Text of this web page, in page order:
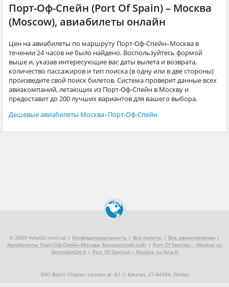
Порт-Оф-Спейн (Port Of Spain) – Москва
(Moscow), авиабилеты онлайн
Цен на авиабилеты по маршруту Порт-Оф-Спейн–Москва в
течении 24 часов не было найдено. Воспользуйтесь формой
выше и, указав интересующие вас даты вылета и возврата,
количество пассажиров и тип поиска (в одну или в две стороны)
произведите свой поиск билетов. Система проверит данные всех
авиакомпаний, летающих из Порт-Оф-Спейн в Москву и
предоставит до 200 лучших вариантов для вашего выбора.
Дешевые авиабилеты Москва–Порт-Оф-Спейн
© 2009 AviaGO.com.ua | Конфиденциальность | Все полеты | Все авиакомпании |
Авиабилеты Порт-Оф-Спейн–Москва, Белорусский сайт | Port Of Speinas – Maskva su
Skrendam24.lt | Port Of Speinas – Maskva su Avia.lt
ЗАО Baltic Clipper, Laisvės al. 61-1, Kaunas, LT-44304, Литва